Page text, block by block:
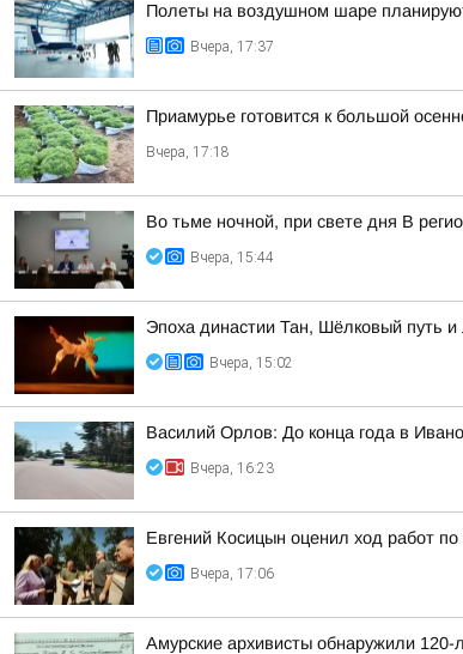
Полеты на воздушном шаре
Вчера, 17:37
Приамурье готовится к большой
Вчера, 17:18
Во тьме ночной, при свете дня В
Вчера, 15:44
Эпоха династии Тан, Шёлковый путь
Вчера, 15:02
Василий Орлов: До конца года в
Вчера, 16:23
Евгений Косицын оценил ход работ
Вчера, 17:06
Амурские архивисты обнаружили